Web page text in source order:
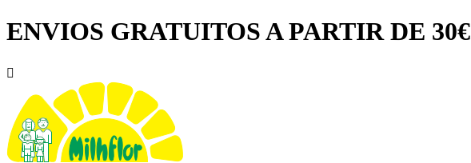
ENVIOS GRATUITOS A PARTIR DE 30€
